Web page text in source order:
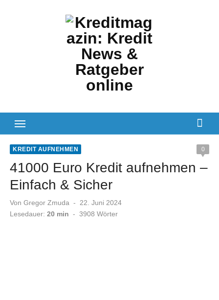
KREDIT AUFNEHMEN 0
41000 Euro Kredit aufnehmen –
Einfach & Sicher
Von Gregor Zmuda
Veröffentlicht
am
22. Juni 2024
Lesedauer: 20 min - 3908 Wörter